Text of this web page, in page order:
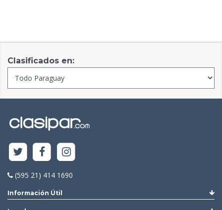
Clasificados en:
(595 21) 414 1690
Información Útil